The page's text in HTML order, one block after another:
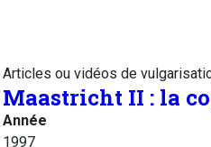
Articles ou vidéos de
Maastricht II : la
Année
1997